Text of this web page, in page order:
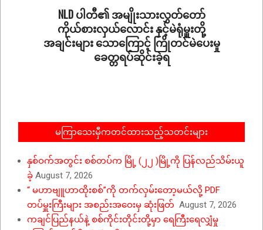
NLD ပါတီ၏ အမျိုးသားလွှတ်တော်
ကိုယ်စားလှယ်လောင်း နှင့်မဲရုံမှူးတို့
အချင်းများ သောကြောင့် ကြိုတင်မဲပေးမှု
ခေတ္တရပ်ဆိုင်းခဲ့ရ
မကြာသေးမှီကတင်ထားသည့်သတင်းများ
နှစ်ဝက်အတွင်း စစ်တပ်က မြို့ (၂၂ )မြို့ကို ပြန်လည်သိမ်းယူ
ခဲ့ August 7, 2026
“ မဟာဗျူဟာထိုးစစ်”ကို တက်လှမ်းတော့မယ်လို့ PDF
တပ်မှူးကြီးများ အစည်းအဝေးမှ ဆုံးဖြတ် August 7, 2026
ကချင်ပြည်နယ်နဲ့ စစ်ကိုင်းတိုင်းတို့မှာ ရေကြီးရေလျှံမှု